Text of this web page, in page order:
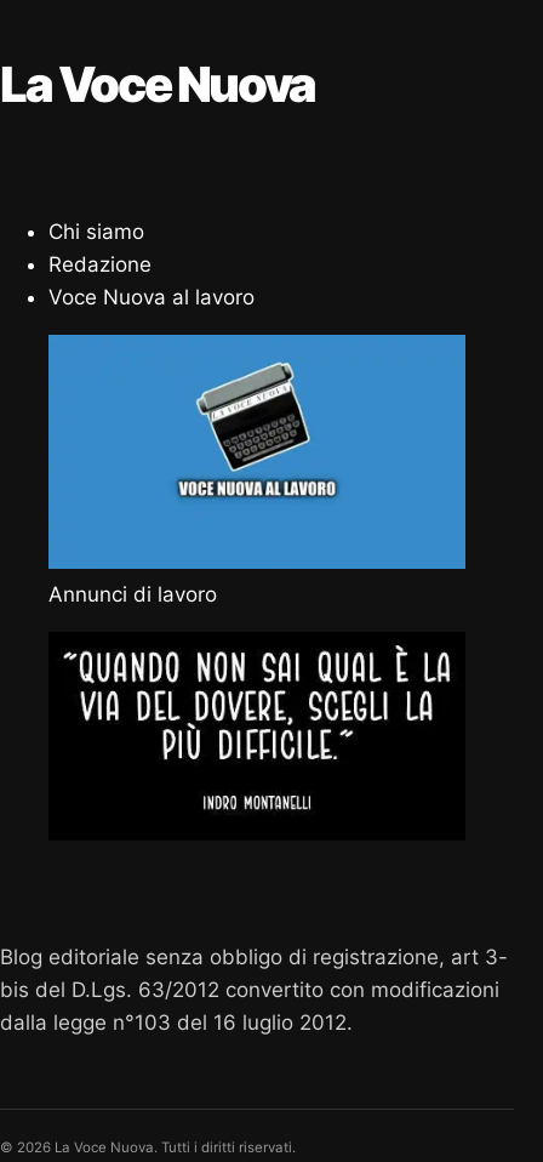
La Voce Nuova
Chi siamo
Redazione
Voce Nuova al lavoro
Annunci di lavoro
Blog editoriale senza obbligo di registrazione, art 3-
bis del D.Lgs. 63/2012 convertito con modificazioni
dalla legge n°103 del 16 luglio 2012.
© 2026 La Voce Nuova. Tutti i diritti riservati.